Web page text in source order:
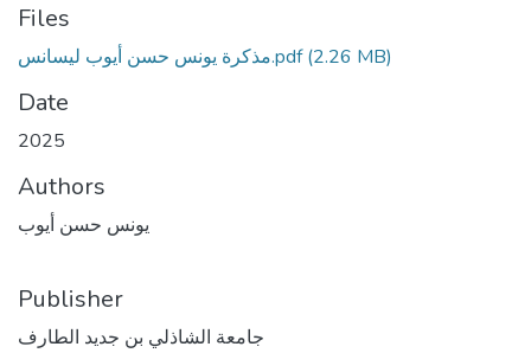
Files
مذكرة يونس حسن أيوب ليسانس.pdf (2.26 MB)
Date
2025
Authors
يونس حسن أيوب
Publisher
جامعة الشاذلي بن جديد الطارف